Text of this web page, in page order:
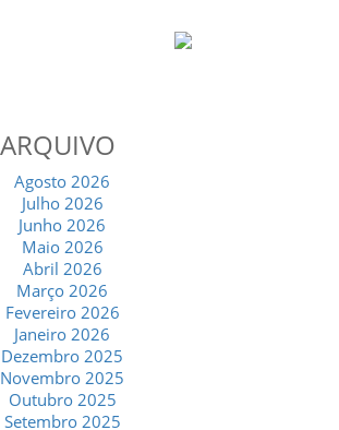
ARQUIVO
Agosto 2026
Julho 2026
Junho 2026
Maio 2026
Abril 2026
Março 2026
Fevereiro 2026
Janeiro 2026
Dezembro 2025
Novembro 2025
Outubro 2025
Setembro 2025